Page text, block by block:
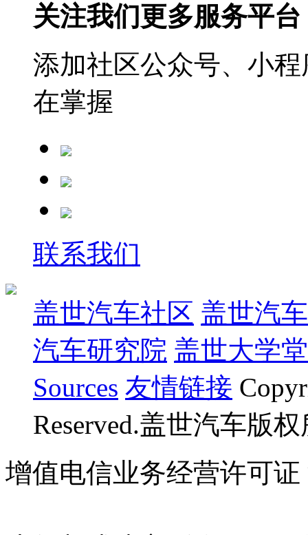
关注我们更多服务平台
添加社区公众号、小
在掌握
联系我们
盖世汽车社区 盖世汽
汽车研究院 盖世大学堂
Sources 友情链接
Reserved.盖世汽车版
增值电信业务经营许可证